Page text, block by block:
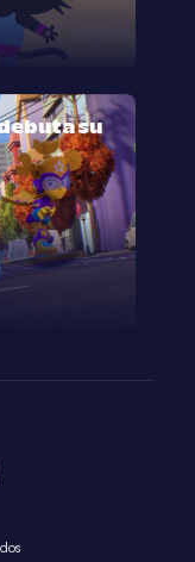
su